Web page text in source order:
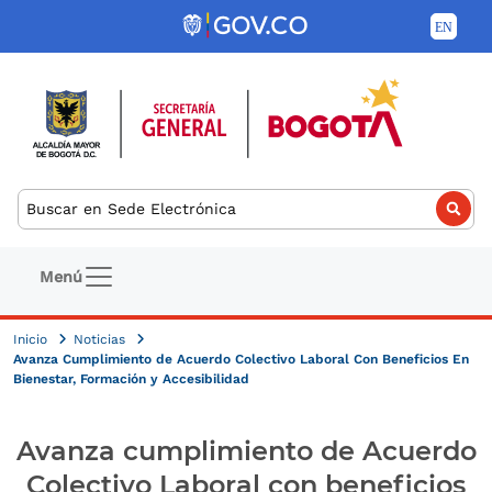
Pasar al contenido principal
Buscar
Navegación principal
Menú
Inicio
Noticias
Avanza Cumplimiento de Acuerdo Colectivo Laboral Con Beneficios En
Bienestar, Formación y Accesibilidad
Avanza cumplimiento de Acuerdo
Colectivo Laboral con beneficios